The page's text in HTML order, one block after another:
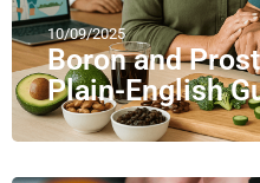
10/09/2025
Boron and
Plain-English